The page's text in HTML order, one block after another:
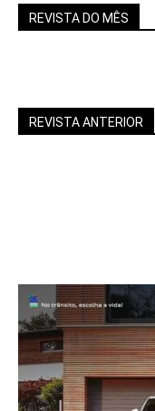
REVISTA DO MÊS
REVISTA ANTERIOR